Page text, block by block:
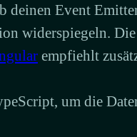
deinen Event
widerspiegeln.
empfiehlt
um die